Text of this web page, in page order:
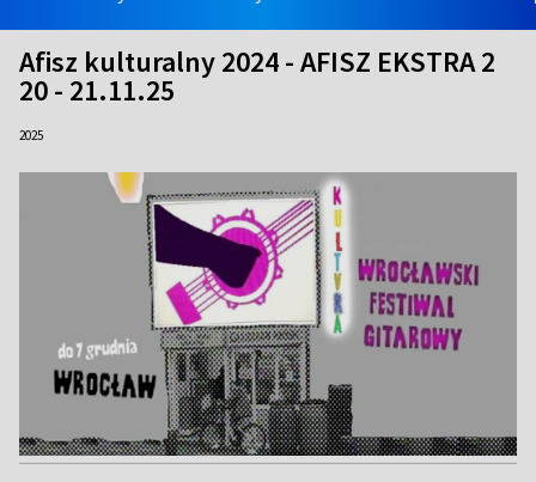
Afisz kulturalny 2024 - AFISZ EKSTRA 2
20 - 21.11.25
2025